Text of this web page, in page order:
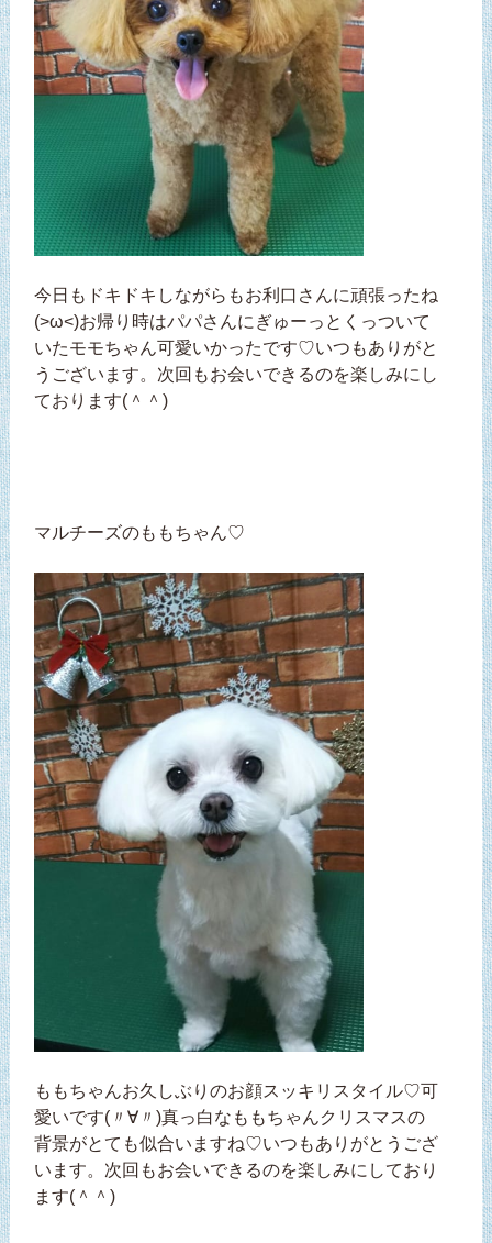
今日もドキドキしながらもお利口さんに頑張ったね
(>ω<)お帰り時はパパさんにぎゅーっとくっついて
いたモモちゃん可愛いかったです♡いつもありがと
うございます。次回もお会いできるのを楽しみにし
ております(＾＾)
マルチーズのももちゃん♡
ももちゃんお久しぶりのお顔スッキリスタイル♡可
愛いです(〃∀〃)真っ白なももちゃんクリスマスの
背景がとても似合いますね♡いつもありがとうござ
います。次回もお会いできるのを楽しみにしており
ます(＾＾)